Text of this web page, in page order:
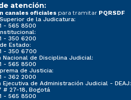
atención:
canales oficiales para tramitar PQRSDF
de la Judicatura:
- 565 8500
- 350 6200
Estado:
- 350 6700
Nacional de Disciplina Judicial:
- 565 8500
de Justicia:
- 362 2000
Ejecutiva de Administración Judicial - DEAJ:
# 27-18, Bogotá
- 565 8500